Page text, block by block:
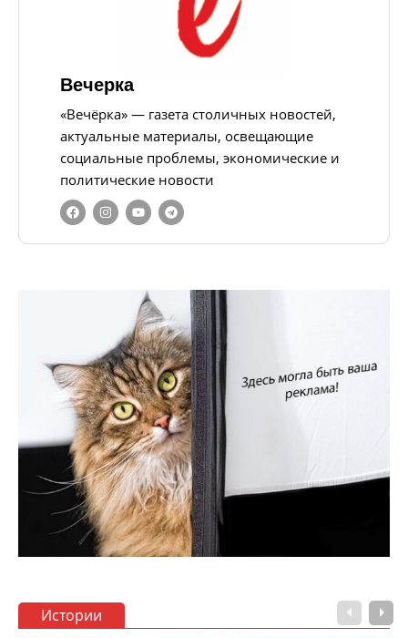
Вечерка
«Вечёрка» — газета столичных новостей,
актуальные материалы, освещающие
социальные проблемы, экономические и
политические новости
Истории